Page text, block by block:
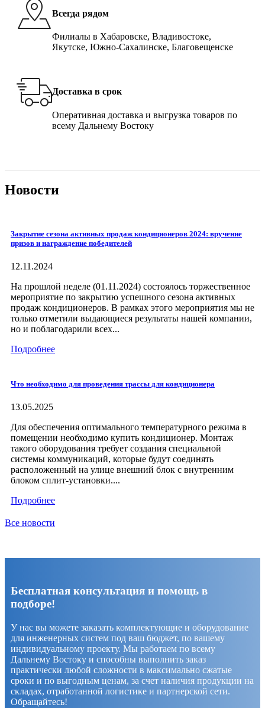
Всегда рядом
Филиалы в Хабаровске, Владивостоке,
Якутске, Южно-Сахалинске, Благовещенске
Доставка в срок
Оперативная доставка и выгрузка товаров по
всему Дальнему Востоку
Новости
Закрытие сезона активных продаж кондиционеров 2024: вручение
призов и награждение победителей
12.11.2024
На прошлой неделе (01.11.2024) состоялось торжественное
мероприятие по закрытию успешного сезона активных
продаж кондиционеров. В рамках этого мероприятия мы не
только отметили выдающиеся результаты нашей компании,
но и поблагодарили всех...
Подробнее
Что необходимо для проведения трассы для кондиционера
13.05.2025
Для обеспечения оптимального температурного режима в
помещении необходимо купить кондиционер. Монтаж
такого оборудования требует создания специальной
системы коммуникаций, которые будут соединять
расположенный на улице внешний блок с внутренним
блоком сплит-установки....
Подробнее
Все новости
Бесплатная консультация и помощь в
подборе!
У нас вы можете заказать комплектующие и оборудование
для инженерных систем под ваш бюджет, по вашему
индивидуальному проекту. Мы работаем по всему
Дальнему Востоку и способны выполнить заказ
практически любой сложности в максимально сжатые
сроки и по выгодным ценам, за счет наличия продукции на
складах, отработанной логистике и партнерской сети.
Обращайтесь!